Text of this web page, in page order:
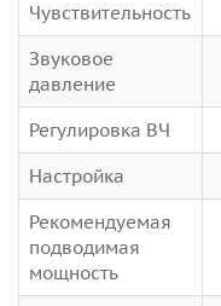
Чувствительность
Звуковое
давление
Регулировка ВЧ
Настройка
Рекомендуемая
подводимая
мощность